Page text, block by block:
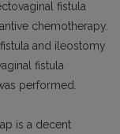
fistula
chemotherapy.
and ileostomy
fistula
performed.
is a decent